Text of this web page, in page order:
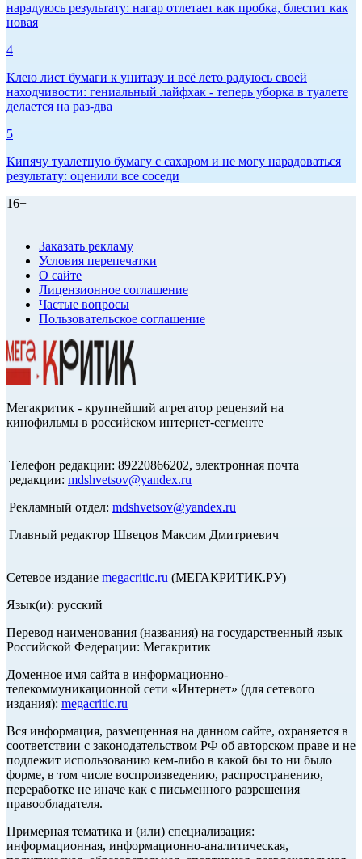
нарадуюсь результату: нагар отлетает как пробка, блестит как
новая
4
Клею лист бумаги к унитазу и всё лето радуюсь своей
находчивости: гениальный лайфхак - теперь уборка в туалете
делается на раз-два
5
Кипячу туалетную бумагу с сахаром и не могу нарадоваться
результату: оценили все соседи
16+
Заказать рекламу
Условия перепечатки
О сайте
Лицензионное соглашение
Частые вопросы
Пользовательское соглашение
Мегакритик - крупнейший агрегатор рецензий на
кинофильмы в российском интернет-сегменте
Телефон редакции: 89220866202, электронная почта
редакции: mdshvetsov@yandex.ru
Рекламный отдел: mdshvetsov@yandex.ru
Главный редактор Швецов Максим Дмитриевич
Сетевое издание megacritic.ru (МЕГАКРИТИК.РУ)
Язык(и): русский
Перевод наименования (названия) на государственный язык
Российской Федерации: Мегакритик
Доменное имя сайта в информационно-
телекоммуникационной сети «Интернет» (для сетевого
издания): megacritic.ru
Вся информация, размещенная на данном сайте, охраняется в
соответствии с законодательством РФ об авторском праве и не
подлежит использованию кем-либо в какой бы то ни было
форме, в том числе воспроизведению, распространению,
переработке не иначе как с письменного разрешения
правообладателя.
Примерная тематика и (или) специализация:
информационная, информационно-аналитическая,